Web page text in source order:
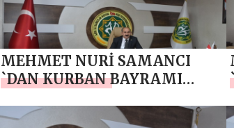
MEHMET NURİ SAMANCI
`DAN KURBAN BAYRAMI